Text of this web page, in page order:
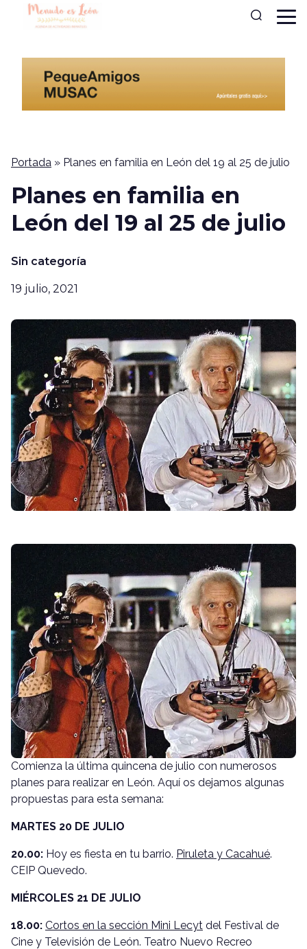
Portada » Planes en familia en León del 19 al 25 de julio
Planes en familia en
León del 19 al 25 de julio
Sin categoría
19 julio, 2021
Comienza la última quincena de julio con numerosos
planes para realizar en León. Aquí os dejamos algunas
propuestas para esta semana:
MARTES 20 DE JULIO
20.00: Hoy es fiesta en tu barrio. Piruleta y Cacahué.
CEIP Quevedo.
MIÉRCOLES 21 DE JULIO
18.00: Cortos en la sección Mini Lecyt del Festival de
Cine y Televisión de León. Teatro Nuevo Recreo